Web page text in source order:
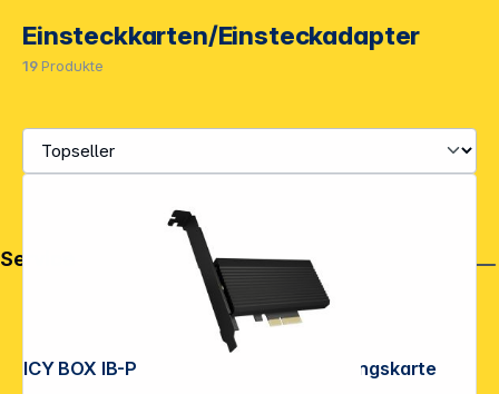
Einsteckkarten/Einsteckadapter
19 Produkte
ICY BOX IB-PCI208-HS PCIe Erweiterungskarte
Service